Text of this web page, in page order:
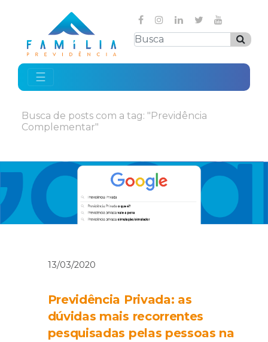
☰
Busca de posts com a tag: "Previdência
Complementar"
13/03/2020
Previdência Privada: as
dúvidas mais recorrentes
pesquisadas pelas pessoas na